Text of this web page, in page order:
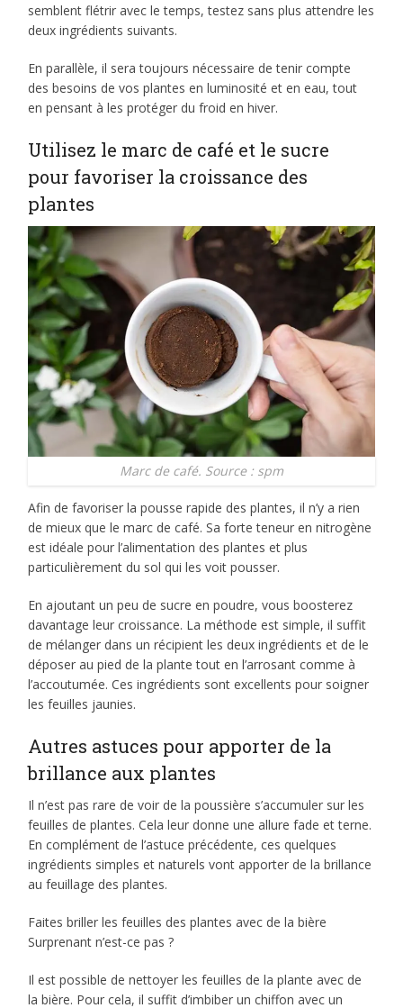
semblent flétrir avec le temps, testez sans plus attendre les
deux ingrédients suivants.
En parallèle, il sera toujours nécessaire de tenir compte
des besoins de vos plantes en luminosité et en eau, tout
en pensant à les protéger du froid en hiver.
Utilisez le marc de café et le sucre
pour favoriser la croissance des
plantes
Marc de café. Source : spm
Afin de favoriser la pousse rapide des plantes, il n’y a rien
de mieux que le marc de café. Sa forte teneur en nitrogène
est idéale pour l’alimentation des plantes et plus
particulièrement du sol qui les voit pousser.
En ajoutant un peu de sucre en poudre, vous boosterez
davantage leur croissance. La méthode est simple, il suffit
de mélanger dans un récipient les deux ingrédients et de le
déposer au pied de la plante tout en l’arrosant comme à
l’accoutumée. Ces ingrédients sont excellents pour soigner
les feuilles jaunies.
Autres astuces pour apporter de la
brillance aux plantes
Il n’est pas rare de voir de la poussière s’accumuler sur les
feuilles de plantes. Cela leur donne une allure fade et terne.
En complément de l’astuce précédente, ces quelques
ingrédients simples et naturels vont apporter de la brillance
au feuillage des plantes.
Faites briller les feuilles des plantes avec de la bière
Surprenant n’est-ce pas ?
Il est possible de nettoyer les feuilles de la plante avec de
la bière. Pour cela, il suffit d’imbiber un chiffon avec un